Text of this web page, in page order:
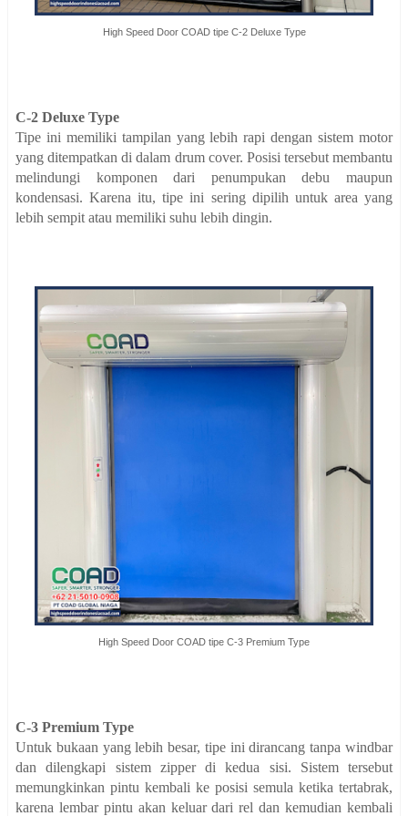
High Speed Door COAD tipe C-2 Deluxe Type
C-2 Deluxe Type
Tipe ini memiliki tampilan yang lebih rapi dengan sistem motor
yang ditempatkan di dalam drum cover. Posisi tersebut membantu
melindungi komponen dari penumpukan debu maupun
kondensasi. Karena itu, tipe ini sering dipilih untuk area yang
lebih sempit atau memiliki suhu lebih dingin.
High Speed Door COAD tipe C-3 Premium Type
C-3 Premium Type
Untuk bukaan yang lebih besar, tipe ini dirancang tanpa windbar
dan dilengkapi sistem zipper di kedua sisi. Sistem tersebut
memungkinkan pintu kembali ke posisi semula ketika tertabrak,
karena lembar pintu akan keluar dari rel dan kemudian kembali